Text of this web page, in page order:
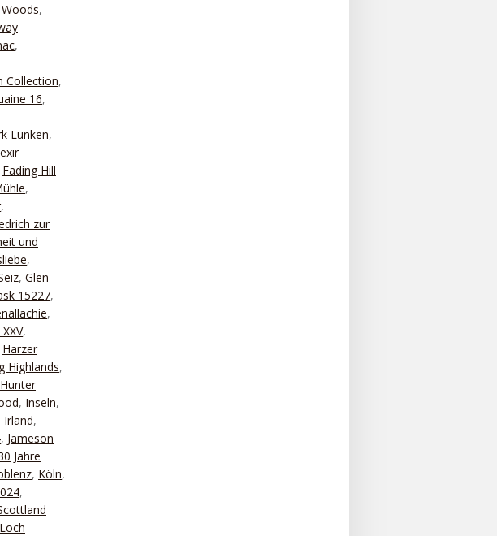
,
,
Collection,
16,
Lunken,
Fading Hill
,
,
zur
und
,
, Glen
15227,
,
,
Harzer
Highlands,
Hunter
, Inseln,
Irland,
, Jameson
Jahre
, Köln,
,
Loch